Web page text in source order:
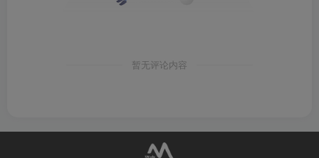
暂无评论内容